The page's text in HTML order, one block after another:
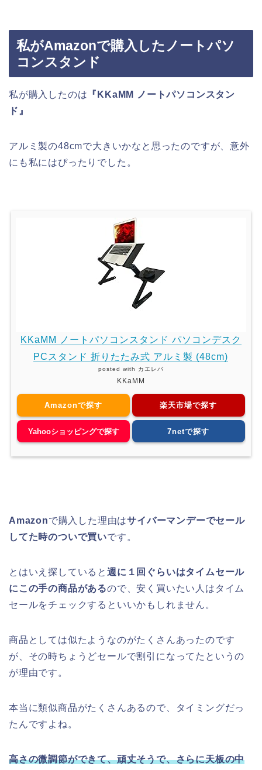
私がAmazonで購入したノートパソ
コンスタンド
私が購入したのは 『KKaMM ノートパソコンスタン
ド』
アルミ製の48cmで大きいかなと思ったのですが、意外
にも私にはぴったりでした。
KKaMM ノートパソコンスタンド パソコンデスク
PCスタンド 折りたたみ式 アルミ製 (48cm)
posted with カエレバ
KKaMM
Amazonで探す 楽天市場で探す
Yahooショッピングで探す 7netで探す
Amazonで購入した理由はサイバーマンデーでセール
してた時のついで買いです。
とはいえ探していると 週に１回ぐらいはタイムセール
にこの手の商品があるので、安く買いたい人はタイム
セールをチェックするといいかもしれません。
商品としては似たようなのがたくさんあったのです
が、その時ちょうどセールで割引になってたというの
が理由です。
本当に類似商品がたくさんあるので、タイミングだっ
たんですよね。
高さの微調節ができて、頑丈そうで、さらに天板の中